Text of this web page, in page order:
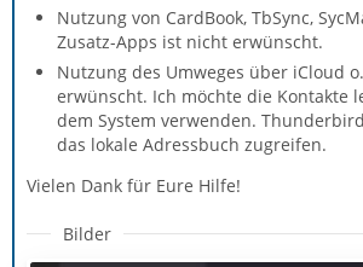
Nutzung von CardBook, TbSync,
Zusatz-Apps ist nicht erwünscht.
Nutzung des Umweges über iCloud
erwünscht. Ich möchte die Kontakte
dem System verwenden.
das lokale Adressbuch zugreifen.
Vielen Dank für Eure Hilfe!
Bilder